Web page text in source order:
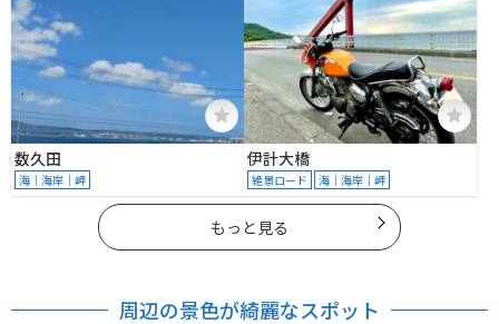
数久田
海｜海岸｜岬
伊計大橋
絶景ロード 海｜海岸｜岬
もっと見る
周辺の景色が綺麗なスポット